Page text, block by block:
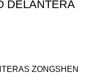
DELANTERA
ZONGSHEN